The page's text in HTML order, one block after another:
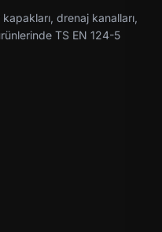
drenaj kanalları,
TS EN 124-5